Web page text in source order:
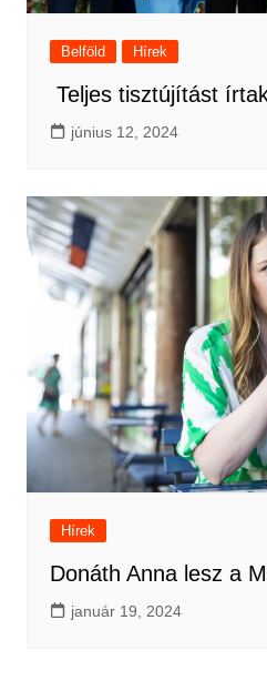
Belföld Hírek
Teljes tisztújítást
június 12, 2024
Hírek
Donáth Anna lesz a
január 19, 2024